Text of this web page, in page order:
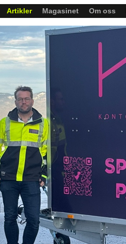
Artikler Magasinet Om oss